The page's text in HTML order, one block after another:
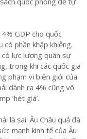
GDP cho quốc
có phần khập khiễng.
có lực lượng quân sự
trong khi các quốc gia
phạm vi biên giới của
dành ra 4% cũng vô
‘hét giá’.
là sai. Âu Châu quả đã
mạnh kinh tế của Âu